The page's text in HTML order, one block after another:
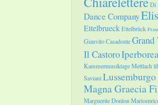
Di
Dance Company
EttelbrueckEttelbrück
Gianvito CasadonteGrand
Il Castoro
Kammermusiktage Mettlach
SavianiLussemburgo
Magna Graecia
Marguerite Donlon